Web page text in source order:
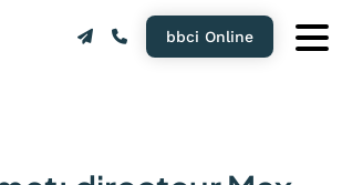
bbci Online